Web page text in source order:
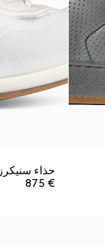
حذاء سنيكرز Gucci Tempo للرجال
€ 875